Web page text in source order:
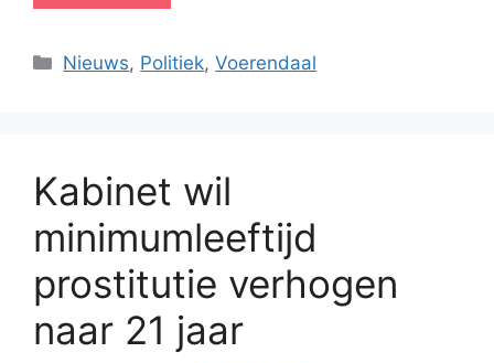
Categorieën
Nieuws, Politiek,Voerendaal
Kabinet wil
minimumleeftijd
prostitutie verhogen
naar 21 jaar